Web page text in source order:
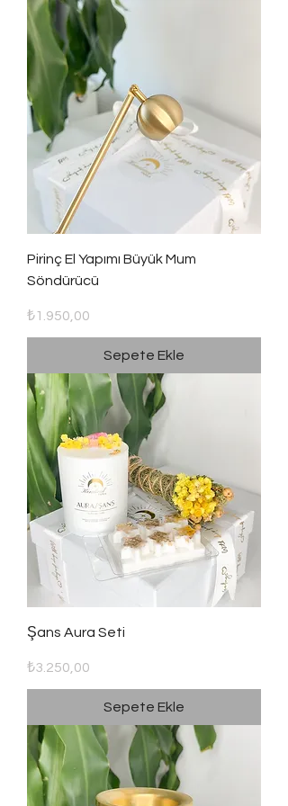
Pirinç El Yapımı Büyük Mum
Söndürücü
Fiyat
₺1.950,00
Sepete Ekle
Şans Aura Seti
Fiyat
₺3.250,00
Sepete Ekle